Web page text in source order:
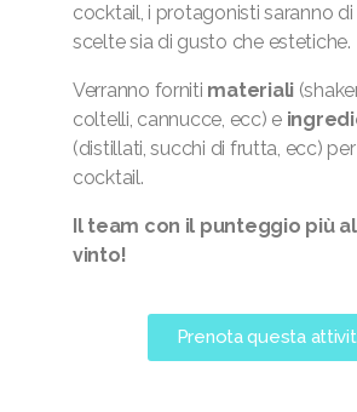
cocktail, i protagonisti saranno
scelte sia di gusto che estetiche.
Verranno forniti materiali
coltelli, cannucce, ecc) e
(distillati, succhi di frutta, ecc)
cocktail.
Il team con il punteggio più
vinto!
Prenota questa